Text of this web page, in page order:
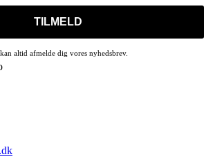
altid afmelde dig vores nyhedsbrev.